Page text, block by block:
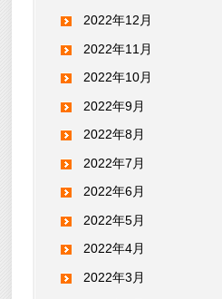
2022年12月
2022年11月
2022年10月
2022年9月
2022年8月
2022年7月
2022年6月
2022年5月
2022年4月
2022年3月